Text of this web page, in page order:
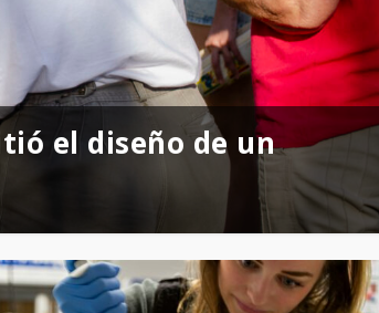
argentino busca
el diseño de un